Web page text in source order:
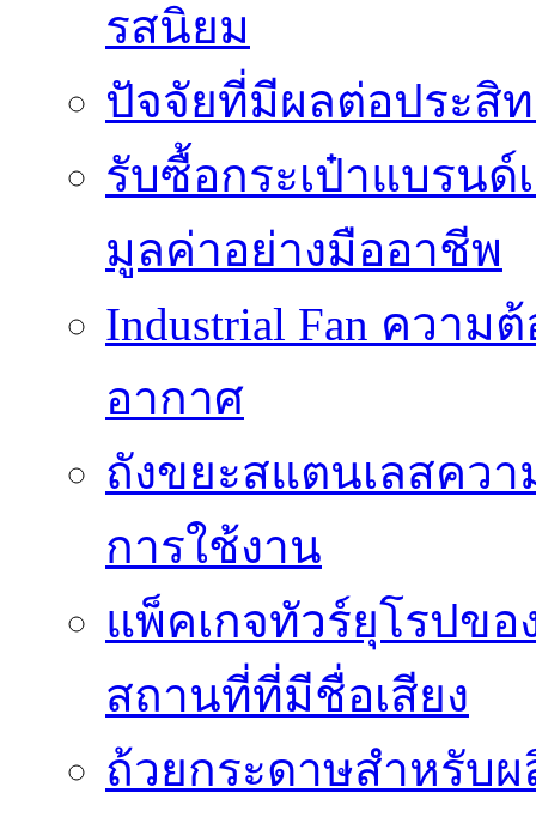
รสนิยม
ปัจจัยที่มีผลต่อประสิ
รับซื้อกระเป๋าแบรนด์
มูลค่าอย่างมืออาชีพ
Industrial Fan ควา
อากาศ
ถังขยะสแตนเลสคว
การใช้งาน
แพ็คเกจทัวร์ยุโรปขอ
สถานที่ที่มีชื่อเสียง
ถ้วยกระดาษสำหรับ